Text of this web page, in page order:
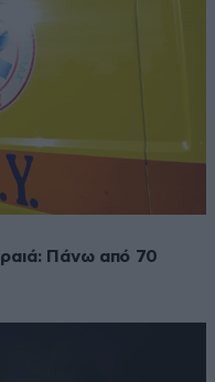
Πάνω από 70